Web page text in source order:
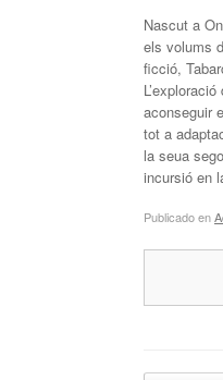
Nascut a
els volums
ficció,
aconseguir
tot a
la seua
incursió en
Publicado en